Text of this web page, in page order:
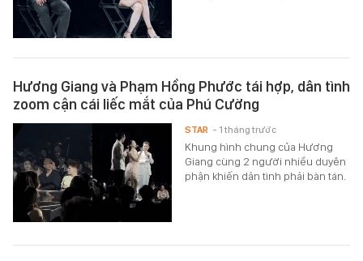
Hương Giang và Phạm Hồng Phước tái hợp, dân tình
zoom cận cái liếc mắt của Phú Cường
Khung hình chung của Hương
Giang cùng 2 người nhiều duyên
phận khiến dân tình phải bàn tán.
STAR - 1 tháng trước